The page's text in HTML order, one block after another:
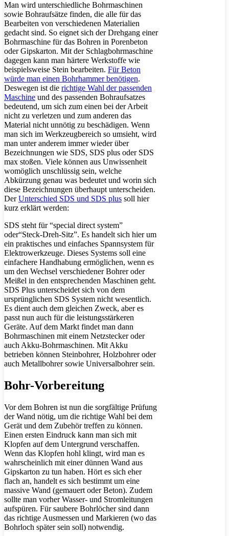
Man wird unterschiedliche Bohrmaschinen
sowie Bohraufsätze finden, die alle für das
Bearbeiten von verschiedenen Materialien
gedacht sind. So eignet sich der Drehgang einer
Bohrmaschine für das Bohren in Porenbeton
oder Gipskarton. Mit der Schlagbohrmaschine
dagegen kann man härtere Werkstoffe wie
beispielsweise Stein bearbeiten. Für Beton
würde man einen Bohrhammer benötigen.
Deswegen ist die richtige Wahl der passenden
Maschine und des passenden Bohraufsatzes
bedeutend, um sich zum einen bei der Arbeit
nicht zu verletzen und zum anderen das
Material nicht unnötig zu beschädigen. Wenn
man sich im Werkzeugbereich so umsieht, wird
man unter anderem immer wieder über
Bezeichnungen wie SDS, SDS plus oder SDS
max stoßen. Viele können aus Unwissenheit
womöglich unschlüssig sein, welche
Abkürzung genau was bedeutet und worin sich
diese Bezeichnungen überhaupt unterscheiden.
DerUnterschied SDS und SDS plus soll hier
kurz erklärt werden:
SDS steht für “special direct system”
oder“Steck-Dreh-Sitz”. Es handelt sich hier um
ein praktisches und einfaches Spannsystem für
Elektrowerkzeuge. Dieses Systems soll eine
einfachere Handhabung ermöglichen, wenn es
um den Wechsel verschiedener Bohrer oder
Meißel in den entsprechenden Maschinen geht.
SDS Plus unterscheidet sich von dem
ursprünglichen SDS System nicht wesentlich.
Es dient auch dem gleichen Zweck, aber es
passt nun auch für die leistungsstärkeren
Geräte. Auf dem Markt findet man dann
Bohrmaschinen mit einem Netzstecker oder
auch Akku-Bohrmaschinen. Mit Akku
betrieben können Steinbohrer, Holzbohrer oder
auch Metallbohrer sowie Universalbohrer sein.
Bohr-Vorbereitung
Vor dem Bohren ist nun die sorgfältige Prüfung
der Wand nötig, um die richtige Wahl bei dem
Gerät und dem Zubehör treffen zu können.
Einen ersten Eindruck kann man sich mit
Klopfen auf dem Untergrund verschaffen.
Wenn das Klopfen hohl klingt, wird man es
wahrscheinlich mit einer dünnen Wand aus
Gipskarton zu tun haben. Hört es sich eher
flach an, handelt es sich bestimmt um eine
massive Wand (gemauert oder Beton). Zudem
sollte man vorher Wasser- und Stromleitungen
aufspüren. Für saubere Bohrlöcher sind dann
das richtige Ausmessen und Markieren (wo das
Bohrloch später sein soll) notwendig.